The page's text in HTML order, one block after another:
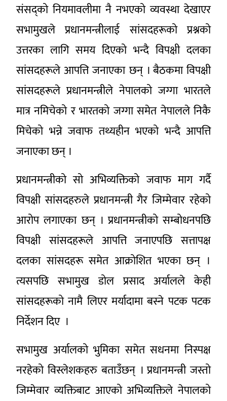
संसद्को नियमावलीमा नै नभएको व्यवस्था देखाएर
सभामुखले प्रधानमन्त्रीलाई सांसदहरूको प्रश्नको
उत्तरका लागि समय दिएको भन्दै विपक्षी दलका
सांसदहरूले आपत्ति जनाएका छन् । बैठकमा विपक्षी
सांसदहरूले प्रधानमन्त्रीले नेपालको जग्गा भारतले
मात्र नमिचेको र भारतको जग्गा समेत नेपालले निकै
मिचेको भन्ने जवाफ तथ्यहीन भएको भन्दै आपत्ति
जनाएका छन् ।
प्रधानमन्त्रीको सो अभिव्यक्तिको जवाफ माग गर्दै
विपक्षी सांसदहरुले प्रधानमन्त्री गैर जिम्मेवार रहेको
आरोप लगाएका छन् । प्रधानमन्त्रीको सम्बोधनपछि
विपक्षी सांसदहरूले आपत्ति जनाएपछि सत्तापक्ष
दलका सांसदहरू समेत आक्रोशित भएका छन् ।
त्यसपछि सभामुख डोल प्रसाद अर्यालले केही
सांसदहरूको नामै लिएर मर्यादामा बस्ने पटक पटक
निर्देशन दिए ।
सभामुख अर्यालको भुमिका समेत सधनमा निस्पक्ष
नरहेको विस्लेशकहरु बताउँछन् । प्रधानमन्त्री जस्तो
जिम्मेवार व्यक्तिबाट आएको अभिव्यक्तिले नेपालको